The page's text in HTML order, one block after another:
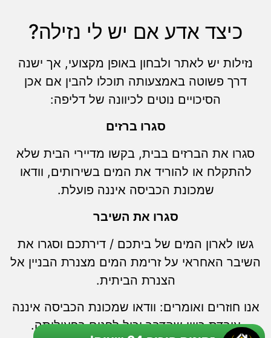
כיצד אדע אם יש לי נזילה?
נזילות יש לאתר ולבחון באופן מקצועי, אך ישנה
דרך פשוטה באמצעותה תוכלו להבין אם אכן
הסיכויים נוטים לכיוונה של דליפה:
סגרו ברזים
סגרו את הברזים בבית, בקשו מדיירי הבית שלא
להתקלח או להוריד את המים בשירותים, וודאו
שמכונת הכביסה איננה פועלת.
סגרו את השיבר
גשו לארון המים של ביתכם / דירתכם וסגרו את
השיבר האחראי על זרימת המים מצנרת הבניין אל
הצנרת הביתית.
אנו חוזרים ואומרים: וודאו שמכונת הכביסה איננה
עובדת כיוון שהדבר יכול לפגום בפעילותה.